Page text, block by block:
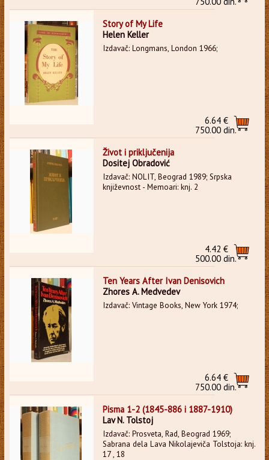
Story of My Life
Helen Keller
Izdavač: Longmans, London 1966;
6.64 €
750.00 din.
Život i priključenija
Dositej Obradović
Izdavač: NOLIT, Beograd 1989; Srpska
književnost - Memoari: knj. 2
4.42 €
500.00 din.
Ten Years After Ivan Denisovich
Zhores A. Medvedev
Izdavač: Vintage Books, New York 1974;
6.64 €
750.00 din.
Pisma 1-2 (1845-886 i 1887-1910)
Lav N. Tolstoj
Izdavač: Prosveta, Rad, Beograd 1969;
Sabrana dela Lava Nikolajeviča Tolstoja: knj.
17 , 18